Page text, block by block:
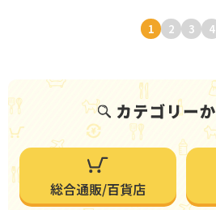
総合通販/百貨店
1 2 3 4